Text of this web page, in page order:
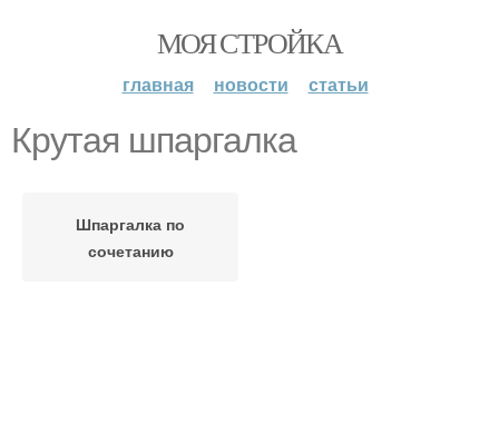
МОЯ СТРОЙКА
главная новости статьи
Крутая шпаргалка
Шпаргалка по
сочетанию